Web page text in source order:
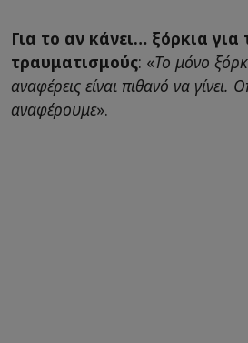
Για το αν κάνει… ξόρκια για
τραυματισμούς: «Το μόνο
αναφέρεις είναι πιθανό να γίνει.
αναφέρουμε».